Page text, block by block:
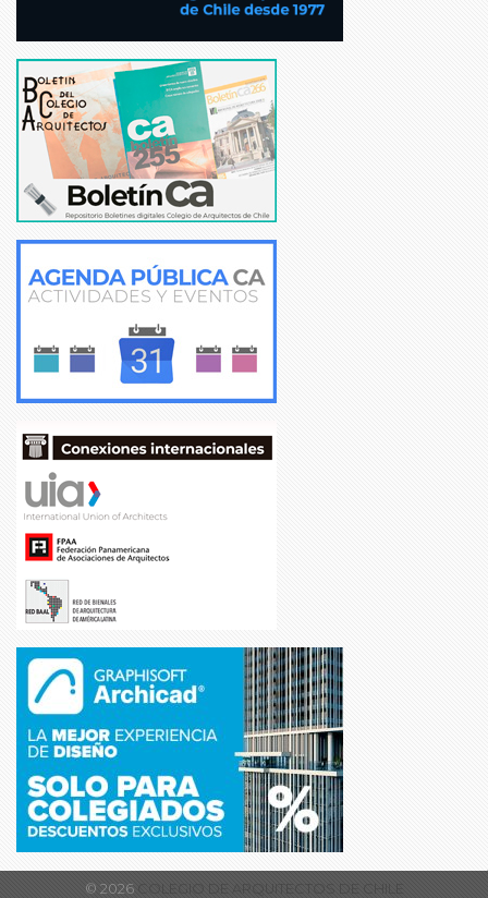
© 2026COLEGIO DE ARQUITECTOS DE CHILE